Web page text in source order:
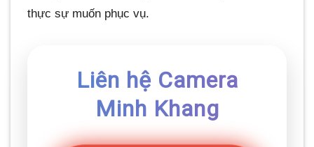
thực sự muốn phục vụ.
Liên hệ Camera
Minh Khang